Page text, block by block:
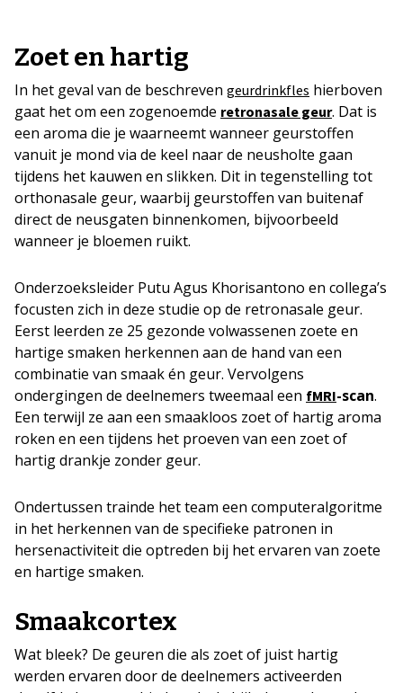
Zoet en hartig
In het geval van de beschreven geurdrinkfles hierboven
gaat het om een zogenoemde retronasale geur. Dat is
een aroma die je waarneemt wanneer geurstoffen
vanuit je mond via de keel naar de neusholte gaan
tijdens het kauwen en slikken. Dit in tegenstelling tot
orthonasale geur, waarbij geurstoffen van buitenaf
direct de neusgaten binnenkomen, bijvoorbeeld
wanneer je bloemen ruikt.
Onderzoeksleider Putu Agus Khorisantono en collega’s
focusten zich in deze studie op de retronasale geur.
Eerst leerden ze 25 gezonde volwassenen zoete en
hartige smaken herkennen aan de hand van een
combinatie van smaak én geur. Vervolgens
ondergingen de deelnemers tweemaal een fMRI-scan.
Een terwijl ze aan een smaakloos zoet of hartig aroma
roken en een tijdens het proeven van een zoet of
hartig drankje zonder geur.
Ondertussen trainde het team een computeralgoritme
in het herkennen van de specifieke patronen in
hersenactiviteit die optreden bij het ervaren van zoete
en hartige smaken.
Smaakcortex
Wat bleek? De geuren die als zoet of juist hartig
werden ervaren door de deelnemers activeerden